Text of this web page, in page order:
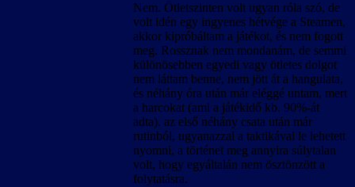
Nem. Ötletszinten volt ugyan róla szó, de
volt idén egy ingyenes hétvége a Steamen,
akkor kipróbáltam a játékot, és nem fogott
meg. Rossznak nem mondanám, de semmi
különösebben egyedi vagy ötletes dolgot
nem láttam benne, nem jött át a hangulata,
és néhány óra után már eléggé untam, mert
a harcokat (ami a játékidő kb. 90%-át
adta). az első néhány csata után már
rutinból, ugyanazzal a taktikával le lehetett
nyomni, a történet meg annyira súlytalan
volt, hogy egyáltalán nem ösztönzött a
folytatásra.